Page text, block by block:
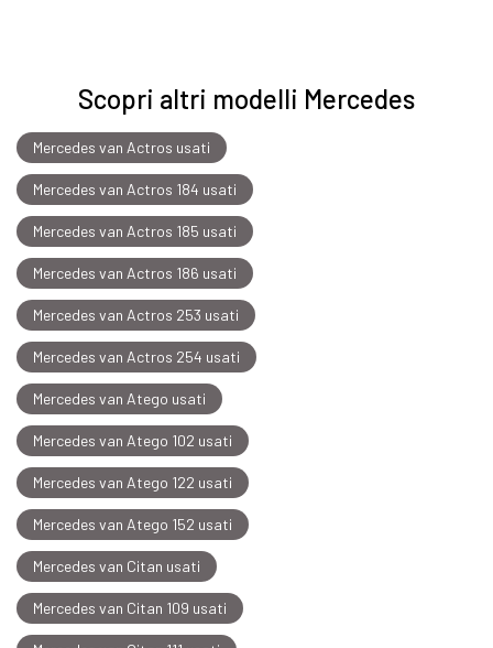
Scopri altri modelli Mercedes
Mercedes van Actros usati
Mercedes van Actros 184 usati
Mercedes van Actros 185 usati
Mercedes van Actros 186 usati
Mercedes van Actros 253 usati
Mercedes van Actros 254 usati
Mercedes van Atego usati
Mercedes van Atego 102 usati
Mercedes van Atego 122 usati
Mercedes van Atego 152 usati
Mercedes van Citan usati
Mercedes van Citan 109 usati